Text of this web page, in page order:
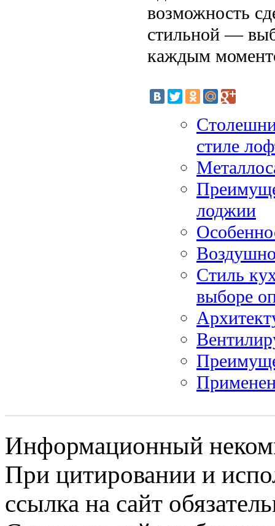
возможность
стильной —
каждым
стиле
лоджии
Стиль
выборе
Информационный
При цитировании и
ссылка на сайт